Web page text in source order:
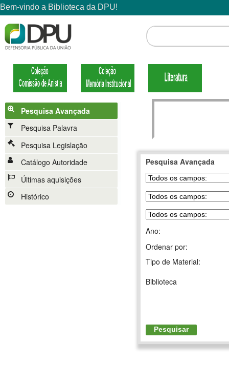
Pesquisa Avançada
Pesquisa Palavra
Pesquisa Legislação
Catálogo Autoridade
Últimas aquisições
Histórico
Pesquisa Avançada
Ano:
Ordenar por:
Tipo de Material:
Biblioteca
Pesquisar